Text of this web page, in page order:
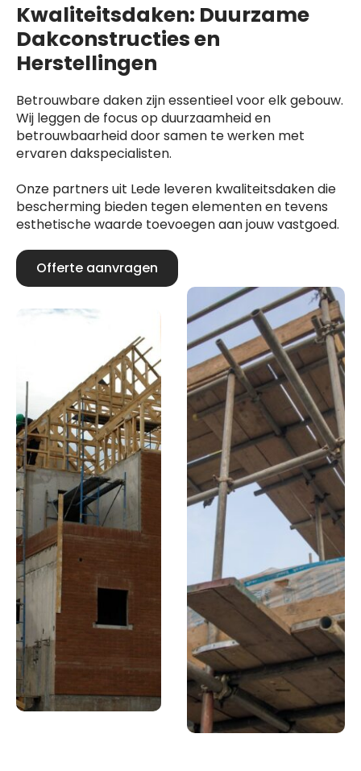
Kwaliteitsdaken: Duurzame
Dakconstructies en
Herstellingen
Betrouwbare daken zijn essentieel voor elk gebouw.
Wij leggen de focus op duurzaamheid en
betrouwbaarheid door samen te werken met
ervaren dakspecialisten.
Onze partners uit Lede leveren kwaliteitsdaken die
bescherming bieden tegen elementen en tevens
esthetische waarde toevoegen aan jouw vastgoed.
Offerte aanvragen